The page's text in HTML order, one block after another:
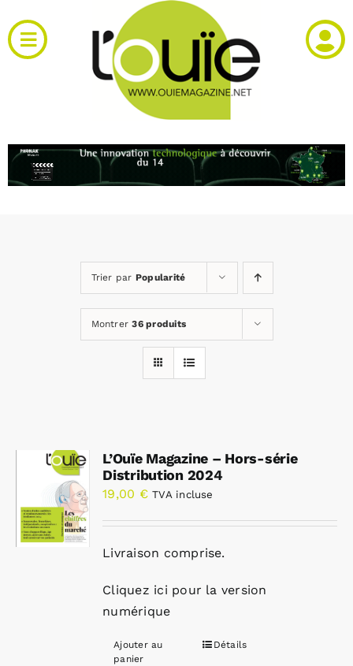
au
contenu
Toggle
Navigation
RH et emploi
Annonces emploi
Trier par Popularité
Montrer36 produits
L’Ouïe Magazine – Hors-série
Distribution 2024
19,00 € TVA incluse
Livraison comprise.
Cliquez ici pour la version
numérique
Ajouter au
panier
Détails